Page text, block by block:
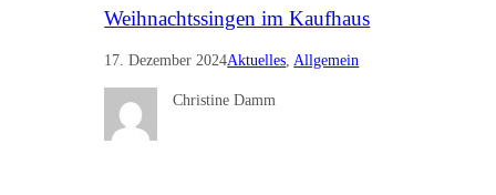
Weihnachtssingen im Kaufhaus
17. Dezember 2024Aktuelles Allgemein
Christine Damm